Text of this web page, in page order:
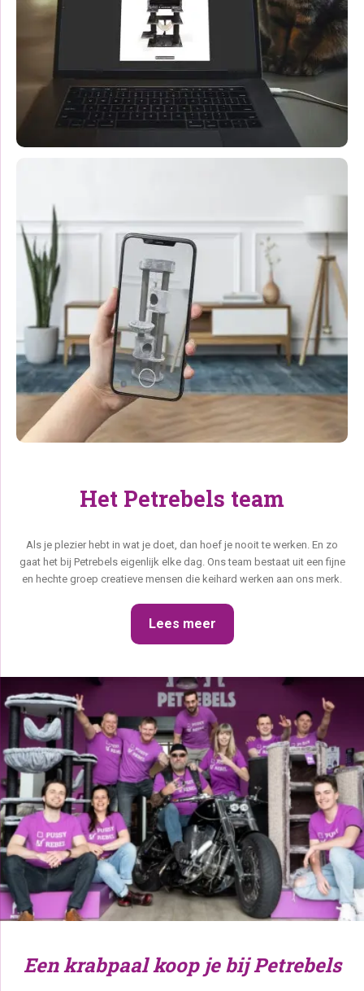
Het Petrebels team
Als je plezier hebt in wat je doet, dan hoef je nooit te werken. En zo
gaat het bij Petrebels eigenlijk elke dag. Ons team bestaat uit een fijne
en hechte groep creatieve mensen die keihard werken aan ons merk.
Lees meer
Een krabpaal koop je bij Petrebels